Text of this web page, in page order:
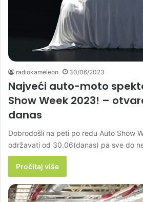
radiokameleon 30/06/2023
Najveći auto-moto
Show Week 2023! –
danas
Dobrodošli na peti po redu Auto Show
održavati od 30.06(danas) pa sve do
Pročitaj više